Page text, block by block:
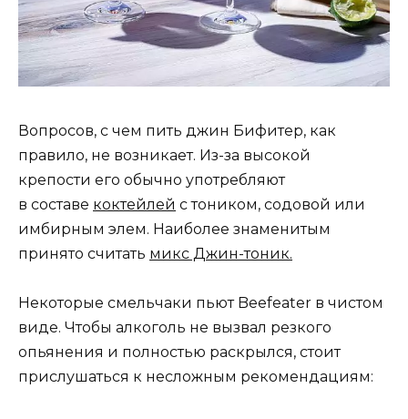
Вопросов, с чем пить джин Бифитер, как
правило, не возникает. Из-за высокой
крепости его обычно употребляют
в составе коктейлей с тоником, содовой или
имбирным элем. Наиболее знаменитым
принято считать микс Джин-тоник.
Некоторые смельчаки пьют Beefeater в чистом
виде. Чтобы алкоголь не вызвал резкого
опьянения и полностью раскрылся, стоит
прислушаться к несложным рекомендациям: